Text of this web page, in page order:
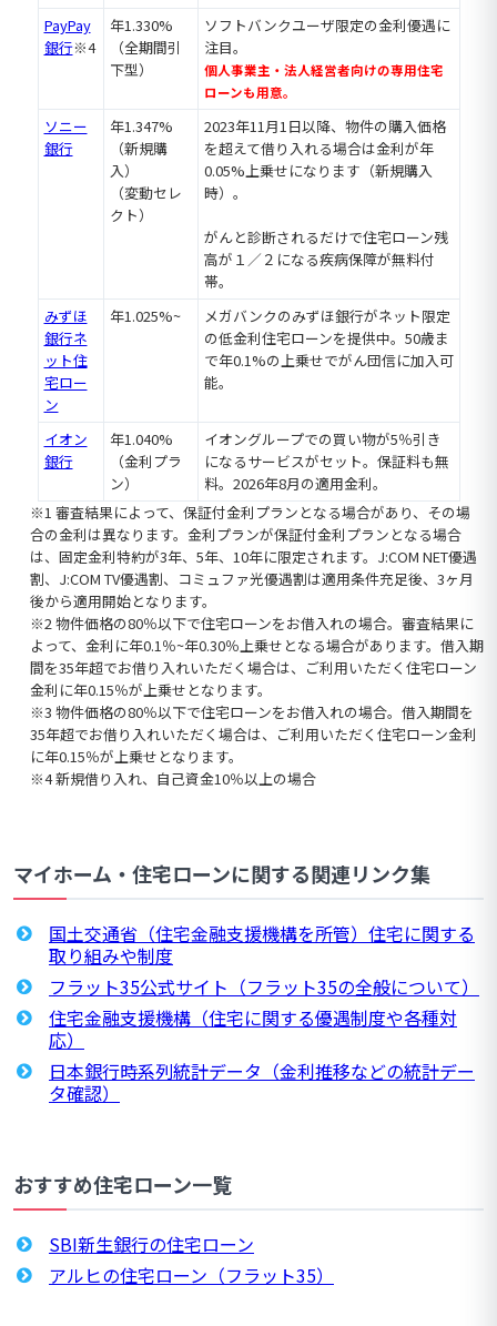
PayPay
銀行※4
年1.330%
（全期間引
下型）
ソフトバンクユーザ限定の金利優遇に
注目。
個人事業主・法人経営者向けの専用住宅
ローンも用意。
ソニー
銀行
年1.347%
（新規購
入）
（変動セレ
クト）
2023年11月1日以降、物件の購入価格
を超えて借り入れる場合は金利が年
0.05%上乗せになります（新規購入
時）。
がんと診断されるだけで住宅ローン残
高が１／２になる疾病保障が無料付
帯。
みずほ
銀行ネ
ット住
宅ロー
ン
年1.025%~
メガバンクのみずほ銀行がネット限定
の低金利住宅ローンを提供中。50歳ま
で年0.1%の上乗せでがん団信に加入可
能。
イオン
銀行
年1.040%
（金利プラ
ン）
イオングループでの買い物が5％引き
になるサービスがセット。保証料も無
料。2026年8月の適用金利。
※1 審査結果によって、保証付金利プランとなる場合があり、その場
合の金利は異なります。金利プランが保証付金利プランとなる場合
は、固定金利特約が3年、5年、10年に限定されます。J:COM NET優遇
割、J:COM TV優遇割、コミュファ光優遇割は適用条件充足後、3ヶ月
後から適用開始となります。
※2 物件価格の80％以下で住宅ローンをお借入れの場合。審査結果に
よって、金利に年0.1％~年0.30％上乗せとなる場合があります。借入期
間を35年超でお借り入れいただく場合は、ご利用いただく住宅ローン
金利に年0.15％が上乗せとなります。
※3 物件価格の80％以下で住宅ローンをお借入れの場合。借入期間を
35年超でお借り入れいただく場合は、ご利用いただく住宅ローン金利
に年0.15％が上乗せとなります。
※4 新規借り入れ、自己資金10％以上の場合
マイホーム・住宅ローンに関する関連リンク集
国土交通省（住宅金融支援機構を所管）住宅に関する
取り組みや制度
フラット35公式サイト（フラット35の全般について）
住宅金融支援機構（住宅に関する優遇制度や各種対
応）
日本銀行時系列統計データ（金利推移などの統計デー
タ確認）
おすすめ住宅ローン一覧
SBI新生銀行の住宅ローン
アルヒの住宅ローン（フラット35）